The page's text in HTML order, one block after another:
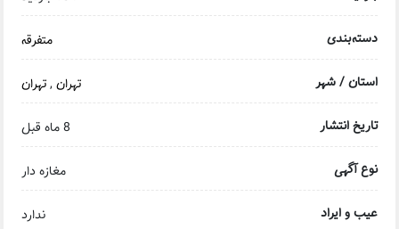
دسته‌بندی متفرقه
استان / شهر تهران,تهران
تاریخ انتشار 8 ماه قبل
نوع آگهی مغازه دار
عیب و ایراد ندارد